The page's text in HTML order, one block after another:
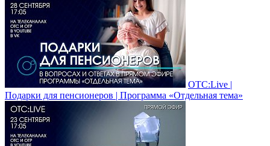
ОТС:Live |
Подарки для пенсионеров | Программа «Отдельная тема»